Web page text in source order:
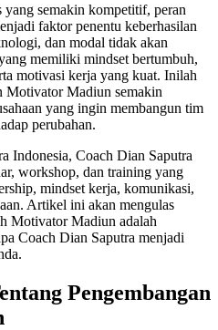
semakin kompetitif, peran
faktor penentu keberhasilan
dan modal tidak akan
memiliki mindset bertumbuh,
motivasi kerja yang kuat. Inilah
Motivator Madiun semakin
yang ingin membangun tim
perubahan.
Indonesia, Coach Dian Saputra
workshop, dan training yang
mindset kerja, komunikasi,
Artikel ini akan mengulas
Motivator Madiun adalah
Coach Dian Saputra menjadi
Pengembangan